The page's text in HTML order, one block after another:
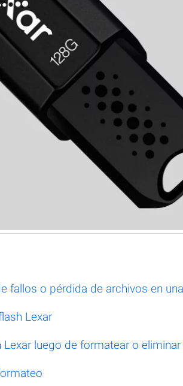
fallos o pérdida de archivos en
Lexar
luego de formatear o